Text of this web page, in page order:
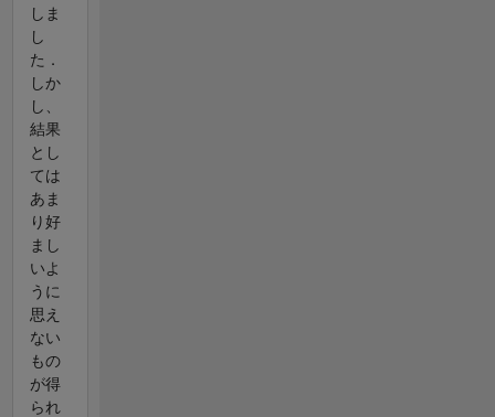
しま
し
た．
しか
し、
結果
とし
ては
あま
り好
まし
いよ
うに
思え
ない
もの
が得
られ